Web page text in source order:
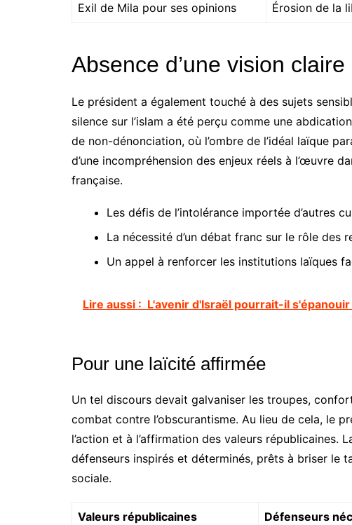
Exil de Mila pour ses opinions Érosion de la
Absence d’une vision claire
Le président a également touché à des sujets
silence sur l’islam a été perçu comme une
de non-dénonciation, où l’ombre de l’idéal laïque
d’une incompréhension des enjeux réels à l’œuvre
française.
Les défis de l’intolérance importée d’autres
La nécessité d’un débat franc sur le rôle des
Un appel à renforcer les institutions laïques
Lire aussi : L'avenir d'Israël pourrait-il s'épanouir
Pour une laïcité affirmée
Un tel discours devait galvaniser les troupes,
combat contre l’obscurantisme. Au lieu de cela, le
l’action et à l’affirmation des valeurs républicaines.
défenseurs inspirés et déterminés, prêts à briser le
sociale.
Valeurs républicaines Défenseurs